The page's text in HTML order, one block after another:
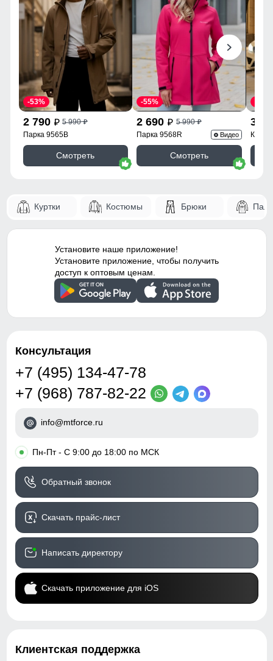
2 790 p 5 990p
-53%
Парка 9565B
Смотреть
2 690 p 5 990p
-55%
Парка 9568R Видео
Смотреть
3
Куртки Костюмы Брюки
Установите наше приложение!
Установите приложение, чтобы получить
доступ к оптовым ценам.
Консультация
+7 (495) 134-47-78
+7 (968) 787-82-22
info@mtforce.ru
• Пн-Пт - С 9:00 до 18:00 по МСК
Обратный звонок
Скачать прайс-лист
Написать директору
Скачать приложение для iOS
Клиентская поддержка